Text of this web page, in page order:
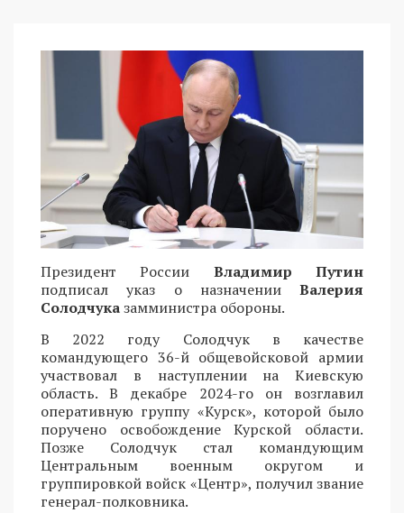
Президент России Владимир Путин
подписал указ о назначенииВалерия
Солодчуказамминистра обороны.
В 2022 году Солодчук в качестве
командующего 36-й общевойсковой армии
участвовал в наступлении на Киевскую
область. В декабре 2024-го он возглавил
оперативную группу «Курск», которой было
поручено освобождение Курской области.
Позже Солодчук стал командующим
Центральным военным округом и
группировкой войск «Центр», получил звание
генерал-полковника.